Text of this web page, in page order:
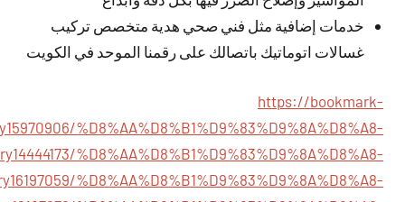
خدمات إضافية مثل فني صحي هدية متخصص تركيب
غسالات اتوماتيك باتصالك على رقمنا الموحد في الكويت
https://bookmark-
%D8%AA%D8%B1%D9%83%D9%8A%D8%A8-
%D8%AA%D8%B1%D9%83%D9%8A%D8%A8-
%D8%AA%D8%B1%D9%83%D9%8A%D8%A8-